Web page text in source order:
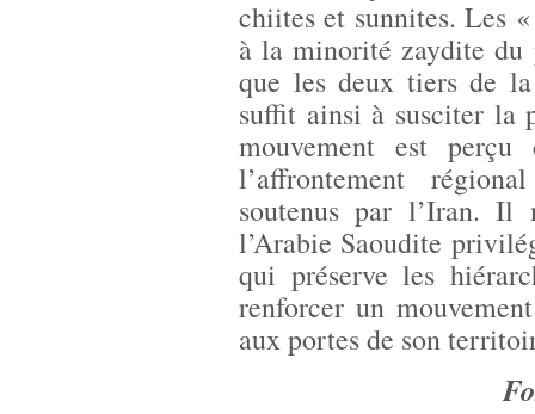
chiites et sunnites. Les
à la minorité zaydite du
que les deux tiers de
suffit ainsi à susciter la
mouvement est perçu
l’affrontement
soutenus par l’Iran. Il
l’Arabie Saoudite
qui préserve les
renforcer un
aux portes de son